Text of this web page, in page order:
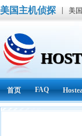
美国主机侦探 美
首页 FAQ